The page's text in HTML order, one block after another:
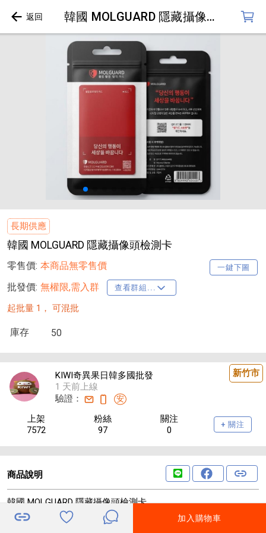
韓國 MOLGUARD 隱藏攝像頭檢測卡
長期供應
韓國 MOLGUARD 隱藏攝像頭檢測卡
零售價: 一鍵下圖
本商品無零售價
批發價: 無權限,需入群 查看群組...
起批量 1， 可混批
庫存 50
新竹市
KIWI奇異果日韓多國批發
1 天前上線
驗證：
安
上架
7572
粉絲
97
關注
0
+ 關注
商品說明
韓國 MOLGUARD 隱藏攝像頭檢測卡
🛡️ 韓國 MOLGUARD 隱藏攝像頭檢測卡
加入購物車